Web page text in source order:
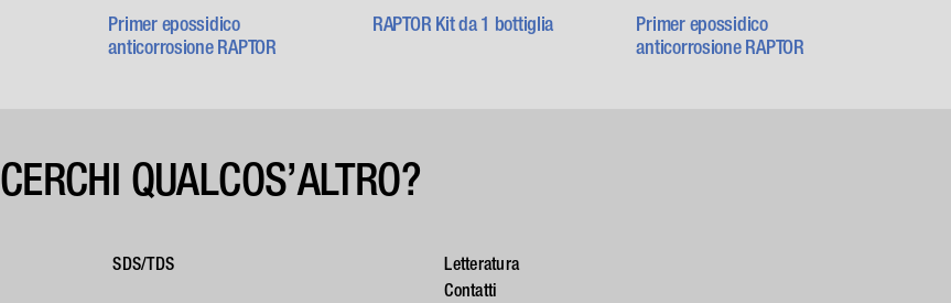
Primer epossidico
anticorrosione RAPTOR
RAPTOR Kit da 1 bottiglia
Primer epossidico
anticorrosione RAPTOR
CERCHI QUALCOS’ALTRO?
SDS/TDS
Letteratura
Contatti